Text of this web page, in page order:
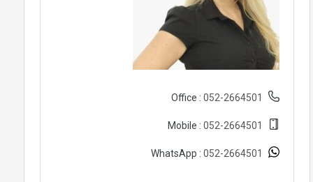
052-2664501
052-2664501
052-2664501